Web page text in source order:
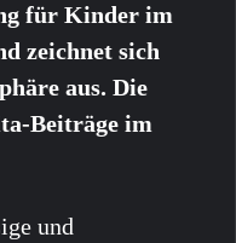
für Kinder im
zeichnet sich
aus. Die
Beiträge im
und